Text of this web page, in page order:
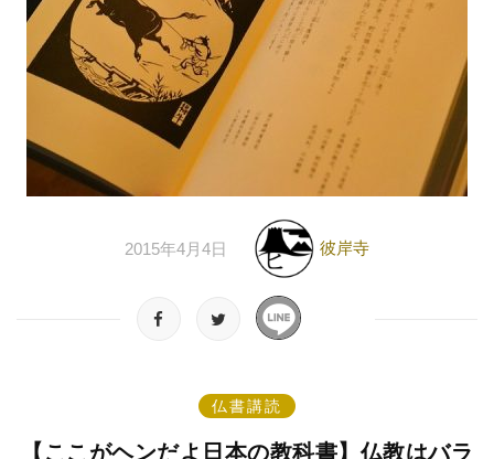
2015年4月4日 彼岸寺
仏書講読
【ここがヘンだよ日本の教科書】仏教はバラ